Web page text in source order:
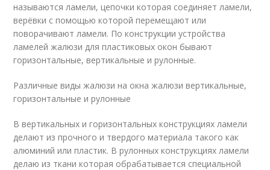
называются ламели, цепочки которая соединяет ламели,
верёвки с помощью которой перемещают или
поворачивают ламели. По конструкции устройства
ламелей жалюзи для пластиковых окон бывают
горизонтальные, вертикальные и рулонные.
Различные виды жалюзи на окна жалюзи вертикальные,
горизонтальные и рулонные
В вертикальных и горизонтальных конструкциях ламели
делают из прочного и твердого материала такого как
алюминий или пластик. В рулонных конструкциях ламели
делаю из ткани которая обрабатывается специальной